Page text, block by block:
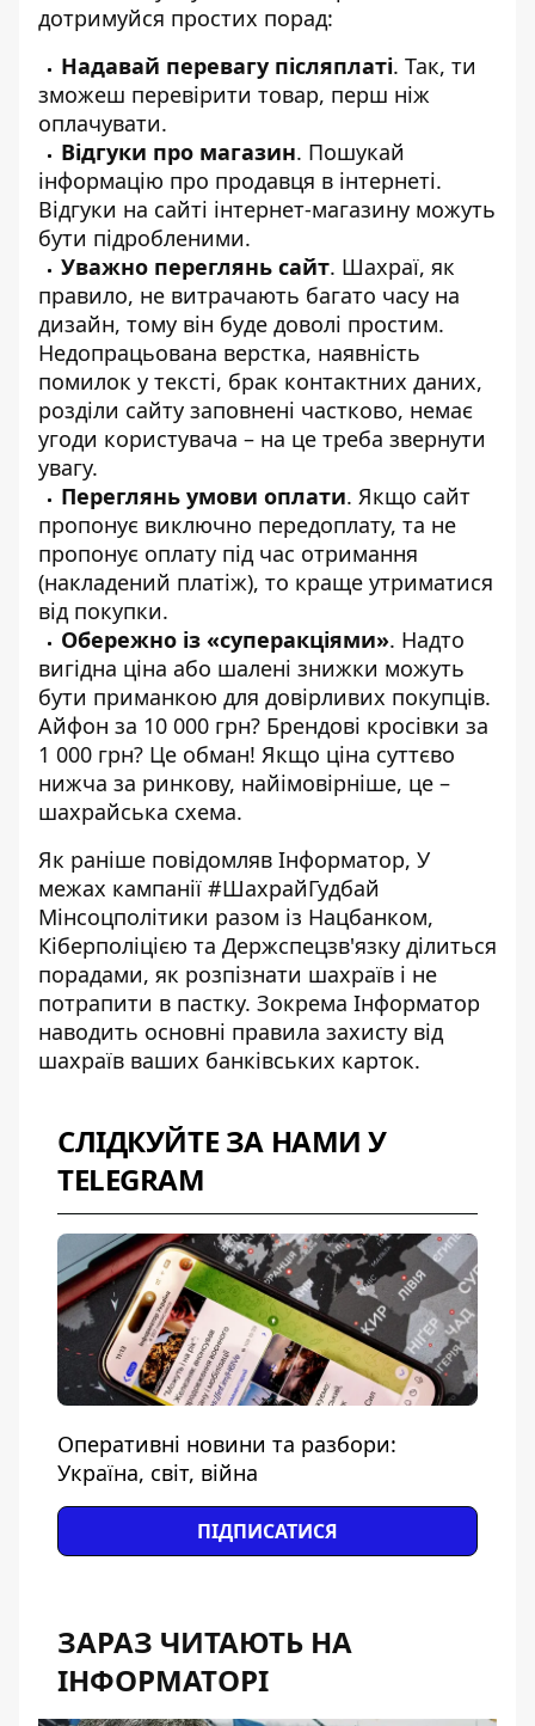
дотримуйся простих порад:
Надавай перевагу післяплаті. Так, ти
зможеш перевірити товар, перш ніж
оплачувати.
Відгуки про магазин. Пошукай
інформацію про продавця в інтернеті.
Відгуки на сайті інтернет-магазину можуть
бути підробленими.
Уважно переглянь сайт. Шахраї, як
правило, не витрачають багато часу на
дизайн, тому він буде доволі простим.
Недопрацьована верстка, наявність
помилок у тексті, брак контактних даних,
розділи сайту заповнені частково, немає
угоди користувача – на це треба звернути
увагу.
Переглянь умови оплати. Якщо сайт
пропонує виключно передоплату, та не
пропонує оплату під час отримання
(накладений платіж), то краще утриматися
від покупки.
Обережно із «суперакціями». Надто
вигідна ціна або шалені знижки можуть
бути приманкою для довірливих покупців.
Айфон за 10 000 грн? Брендові кросівки за
1 000 грн? Це обман! Якщо ціна суттєво
нижча за ринкову, найімовірніше, це –
шахрайська схема.
Як раніше повідомляв Інформатор, У
межах кампанії #ШахрайГудбай
Мінсоцполітики разом із Нацбанком,
Кіберполіцією та Держспецзв'язку ділиться
порадами, як розпізнати шахраїв і не
потрапити в пастку. Зокрема Інформатор
наводить основні правила захисту від
шахраїв ваших банківських карток.
СЛІДКУЙТЕ ЗА НАМИ У
TELEGRAM
Оперативні новини та разбори:
Україна, світ, війна
ПІДПИСАТИСЯ
ЗАРАЗ ЧИТАЮТЬ НА
ІНФОРМАТОРІ